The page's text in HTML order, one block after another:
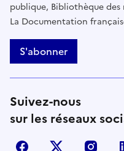
publique, Bibliothèque
La Documentation
S'abonner
Suivez-nous
sur les réseaux
facebook X